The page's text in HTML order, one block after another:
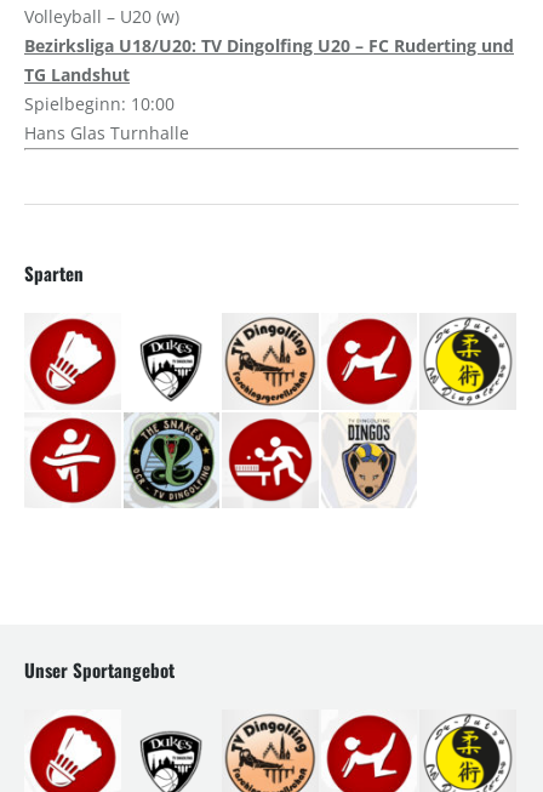
Volleyball – U20 (w)
Bezirksliga U18/U20: TV Dingolfing U20 – FC Ruderting und
TG Landshut
Spielbeginn: 10:00
Hans Glas Turnhalle
Sparten
Unser Sportangebot